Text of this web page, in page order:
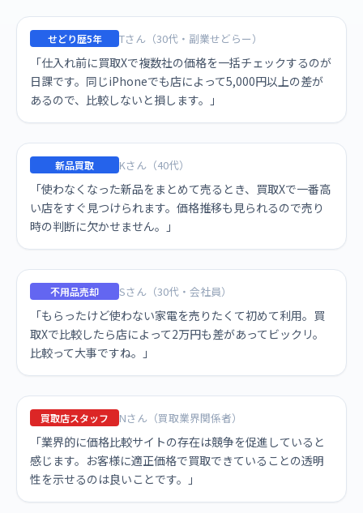
せどり歴5年 Tさん（30代・副業せどらー）
「仕入れ前に買取Xで複数社の価格を一括チェックするのが
日課です。同じiPhoneでも店によって5,000円以上の差が
あるので、比較しないと損します。」
新品買取 Kさん（40代）
「使わなくなった新品をまとめて売るとき、買取Xで一番高
い店をすぐ見つけられます。価格推移も見られるので売り
時の判断に欠かせません。」
不用品売却 Sさん（30代・会社員）
「もらったけど使わない家電を売りたくて初めて利用。買
取Xで比較したら店によって2万円も差があってビックリ。
比較って大事ですね。」
買取店スタッフ Nさん（買取業界関係者）
「業界的に価格比較サイトの存在は競争を促進していると
感じます。お客様に適正価格で買取できていることの透明
性を示せるのは良いことです。」